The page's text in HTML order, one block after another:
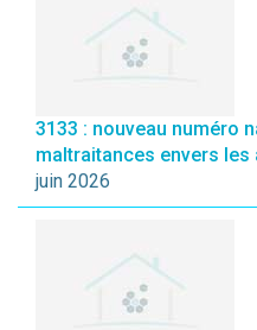
3133 : nouveau numéro
maltraitances envers les
juin 2026